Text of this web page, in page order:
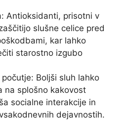
Antioksidanti, prisotni v
slušne celice pred
kar lahko
starostno izgubo
Boljši sluh lahko
na splošno kakovost
socialne interakcije in
dejavnostih.